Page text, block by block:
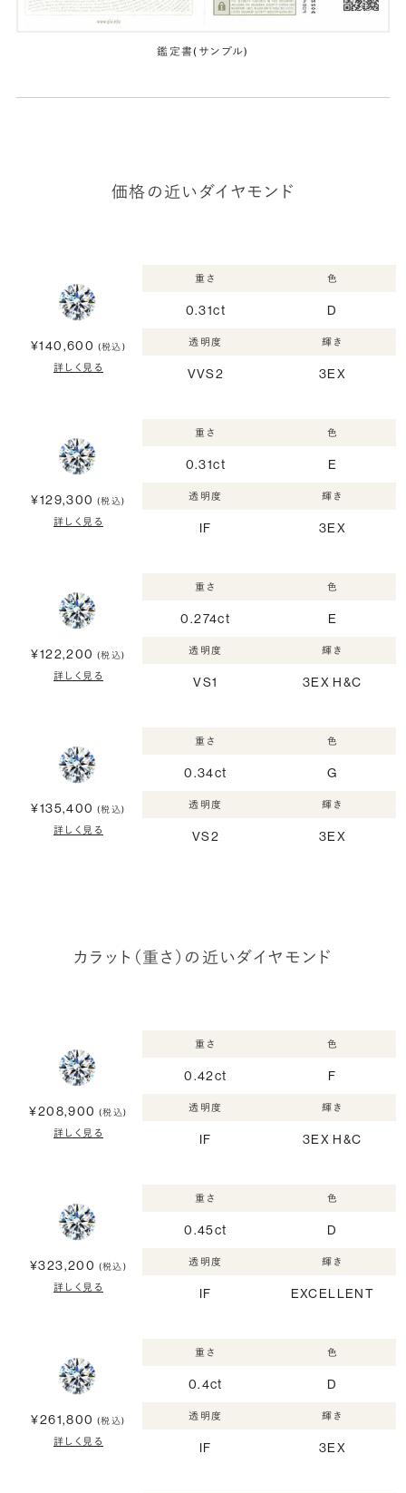
鑑定書(サンプル)
価格の近いダイヤモンド
¥140,600 (税込)
詳しく見る
重さ
0.31ct
色
D
透明度
VVS2
輝き
3EX
¥129,300 (税込)
詳しく見る
重さ
0.31ct
色
E
透明度
IF
輝き
3EX
¥122,200 (税込)
詳しく見る
重さ
0.274ct
色
E
透明度
VS1
輝き
3EX H&C
¥135,400 (税込)
詳しく見る
重さ
0.34ct
色
G
透明度
VS2
輝き
3EX
カラット（重さ）の近いダイヤモンド
¥208,900 (税込)
詳しく見る
重さ
0.42ct
色
F
透明度
IF
輝き
3EX H&C
¥323,200 (税込)
詳しく見る
重さ
0.45ct
色
D
透明度
IF
輝き
EXCELLENT
¥261,800 (税込)
詳しく見る
重さ
0.4ct
色
D
透明度
IF
輝き
3EX